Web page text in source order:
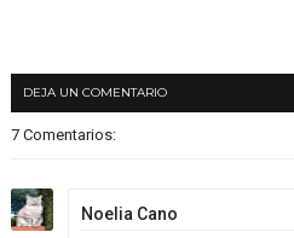
DEJA UN COMENTARIO
7 Comentarios:
Noelia Cano